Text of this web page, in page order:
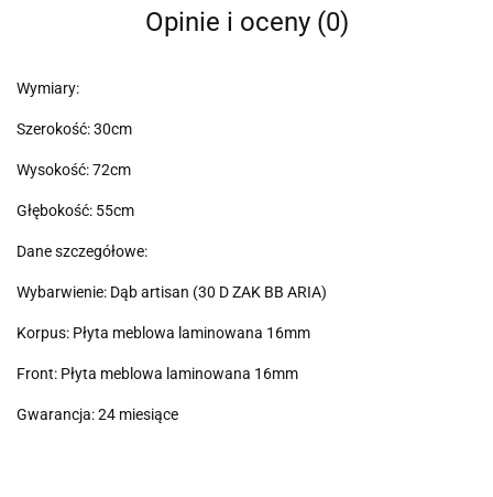
Opinie i oceny (0)
Wymiary:
Szerokość: 30cm
Wysokość: 72cm
Głębokość: 55cm
Dane szczegółowe:
Wybarwienie: Dąb artisan (30 D ZAK BB ARIA)
Korpus: Płyta meblowa laminowana 16mm
Front: Płyta meblowa laminowana 16mm
Gwarancja: 24 miesiące